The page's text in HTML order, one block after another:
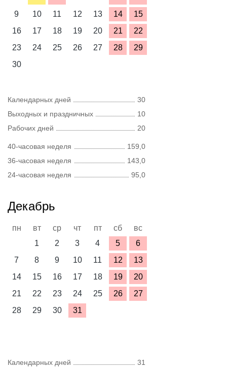
9
10 11 12 13 14
15
16
17 18 19 20 21
22
23
24 25 26 27 28
29
30
Календарных дней
30
Выходных и праздничных
10
Рабочих дней
20
40-часовая неделя
159,0
36-часовая неделя
143,0
24-часовая неделя
95,0
Декабрь
пн вт ср чт пт сб
вс
1
2 3 4 5
6
7
8 9 10 11 12
13
14
15 16 17 18 19
20
21
22 23 24 25 26
27
28
29 30 31
Календарных дней
31